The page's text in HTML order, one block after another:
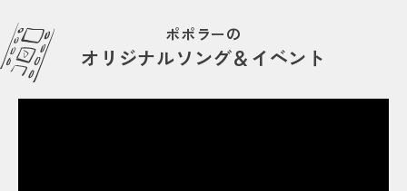
ポポラーの
オリジナルソング＆イベント